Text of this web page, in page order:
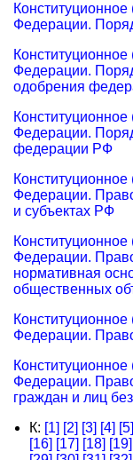
Конституционное
Федерации.
Конституционное
Федерации.
одобрения
Конституционное
Федерации.
федерации РФ
Конституционное
Федерации.
и субъектах РФ
Конституционное
Федерации.
нормативная
общественных
Конституционное
Федерации.
Конституционное
Федерации.
граждан и лиц
К: [1] [2] [3] [4] [5]
[16] [17] [18] [19]